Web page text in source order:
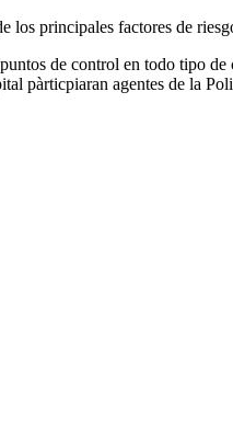
los principales factores de
de control en todo tipo de
pàrticpiaran agentes de la